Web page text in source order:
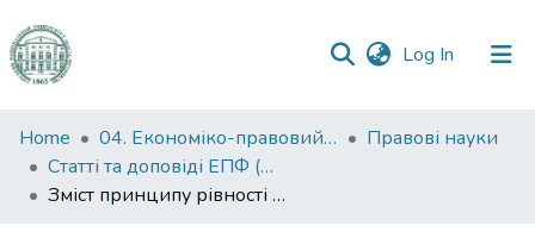
Log In (current)
Communities
&
Collections
Home 04. Економіко-правовий факультет
Правові науки
Статті та доповіді ЕПФ (Правові науки)
Зміст принципу рівності усіх учасників адміністративного процесу перед законом і судом